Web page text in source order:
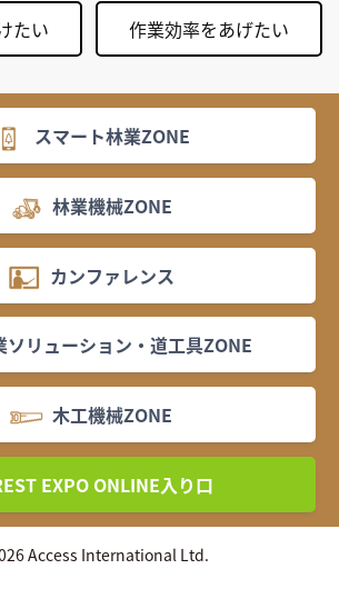
たい 作業効率をあげたい
スマート林業ZONE
林業機械ZONE
カンファレンス
ソリューション・道工具ZONE
木工機械ZONE
EXPO ONLINE入り口
Access International Ltd.